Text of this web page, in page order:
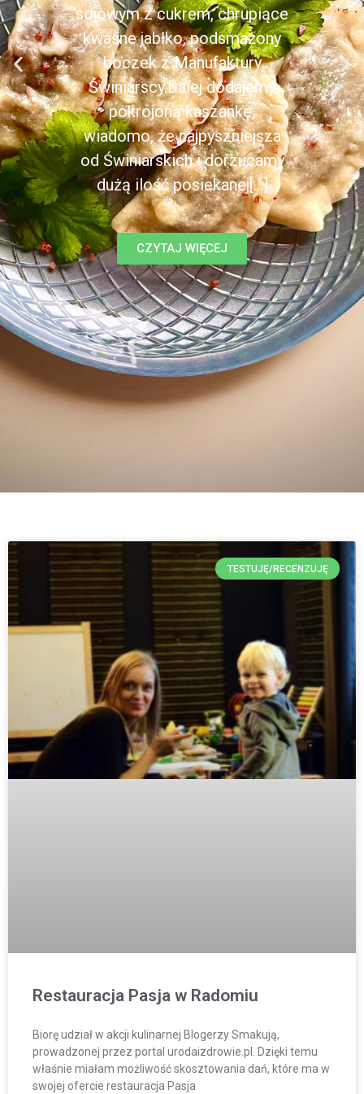
sojowym z cukrem, chrupiące
kwaśne jabłko, podsmażony
boczek z Manufaktury
Świniarscy.Dalej dodajemy
pokrojoną kaszankę,
wiadomo, że najpyszniejsza
od Świniarskich i dorzucamy
dużą ilość posiekanej[...]
CZYTAJ WIĘCEJ
TESTUJĘ/RECENZUJĘ
Restauracja Pasja w Radomiu
Biorę udział w akcji kulinarnej Blogerzy Smakują,
prowadzonej przez portal urodaizdrowie.pl. Dzięki temu
właśnie miałam możliwość skosztowania dań, które ma w
swojej ofercie restauracja Pasja